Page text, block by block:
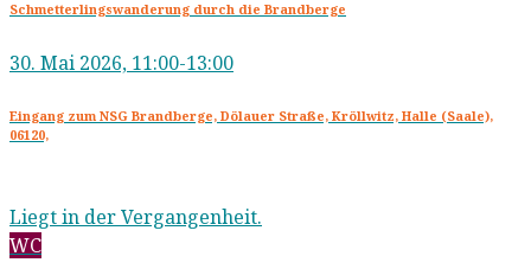
Schmetterlingswanderung durch die Brandberge
30. Mai 2026, 11:00-13:00
Eingang zum NSG Brandberge, Dölauer Straße, Kröllwitz, Halle (Saale),
06120,
Liegt in der Vergangenheit.
WC